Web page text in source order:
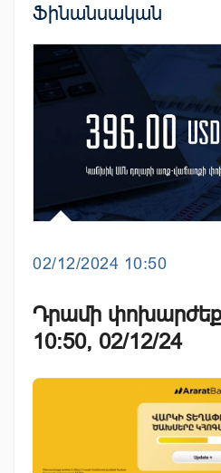
Ֆինանսական
02/12/2024 10:50
Դրամի
10:50, 02/12/24